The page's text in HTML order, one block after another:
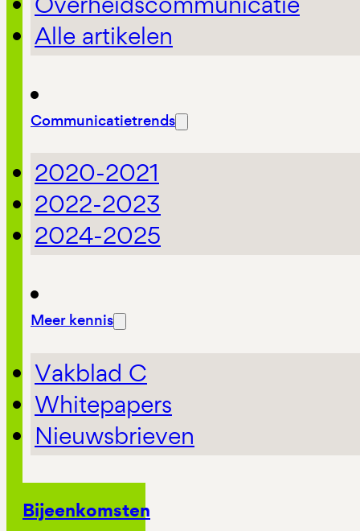
Alle artikelen
Communicatietrends
2020-2021
2022-2023
2024-2025
Meer kennis
Vakblad C
Whitepapers
Nieuwsbrieven
Bijeenkomsten